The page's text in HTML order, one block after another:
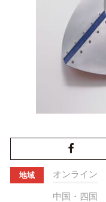
地域 オンライン
中国・四国